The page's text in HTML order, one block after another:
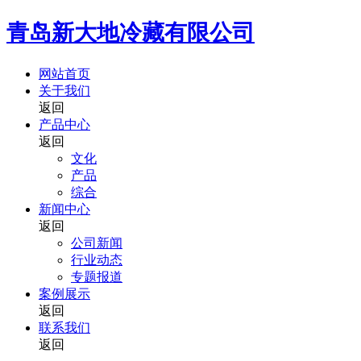
青岛新大地冷藏有限公司
网站首页
关于我们
返回
产品中心
返回
文化
产品
综合
新闻中心
返回
公司新闻
行业动态
专题报道
案例展示
返回
联系我们
返回